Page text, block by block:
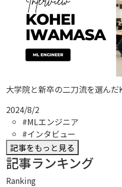
大学院と新卒の二刀流を選ん
2024/8/2
#MLエンジニア
#インタビュー
記事をもっと見る
記事ランキング
Ranking